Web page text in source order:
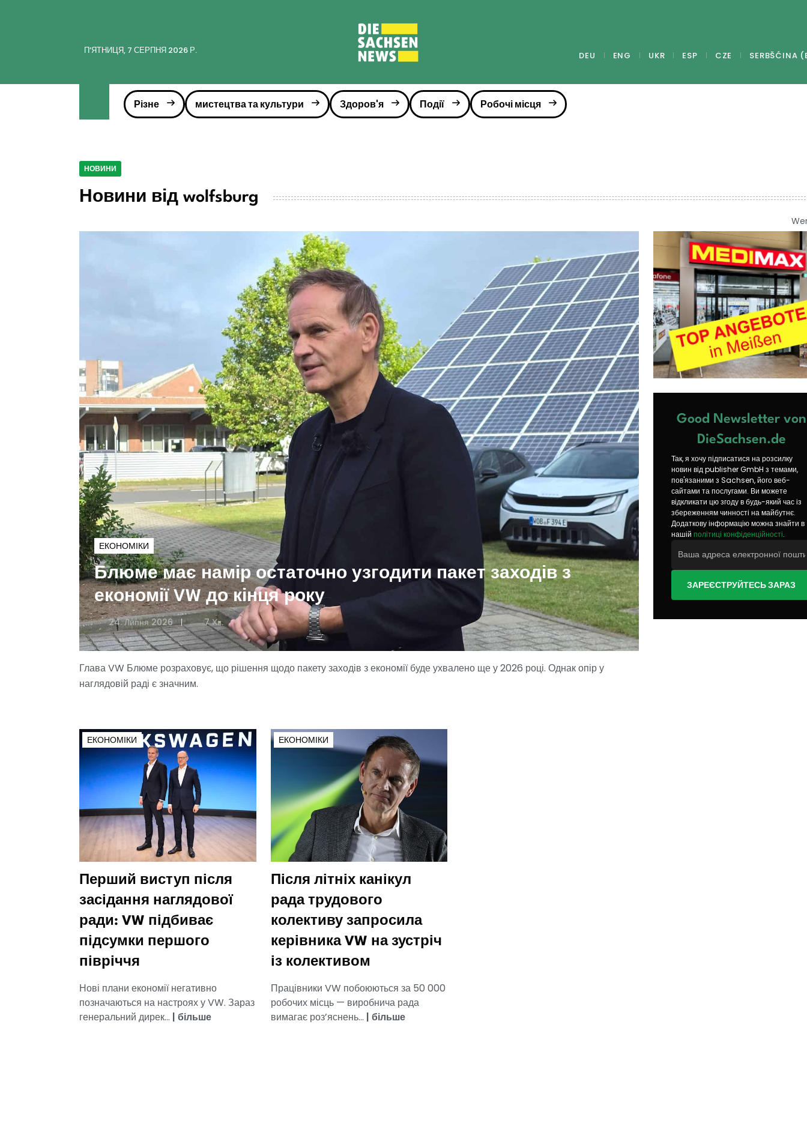
ПʼЯТНИЦЯ, 7 СЕРПНЯ 2026 Р. DEU ENG UKR ESP CZE SERBŠĆINA
Різне мистецтва та культури Здоров'я Події Робочі місця
НОВИНИ
Новини від wolfsburg
ЕКОНОМІКИ
Блюме має намір остаточно узгодити пакет заходів з
економії VW до кінця року
24. Липня 2026 7 Хв.
Глава VW Блюме розраховує, що рішення щодо пакету заходів з економії буде ухвалено ще у 2026 році. Однак опір у
наглядовій раді є значним.
Good Newsletter von
DieSachsen.de
Так, я хочу підписатися на розсилку
новин від publisher GmbH з темами,
пов'язаними з Sachsen, його веб-
сайтами та послугами. Ви можете
відкликати цю згоду в будь-який час із
збереженням чинності на майбутнє.
Додаткову інформацію можна знайти в
нашій політиці конфіденційності.
ЗАРЕЄСТРУЙТЕСЬ ЗАРАЗ
ЕКОНОМІКИ
Перший виступ після
засідання наглядової
ради: VW підбиває
підсумки першого
півріччя
Нові плани економії негативно
позначаються на настроях у VW. Зараз
генеральний дирек... | більше
ЕКОНОМІКИ
Після літніх канікул
рада трудового
колективу запросила
керівника VW на зустріч
із колективом
Працівники VW побоюються за 50 000
робочих місць — виробнича рада
вимагає роз’яснень... | більше